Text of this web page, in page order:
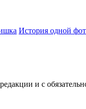
История одной
и с